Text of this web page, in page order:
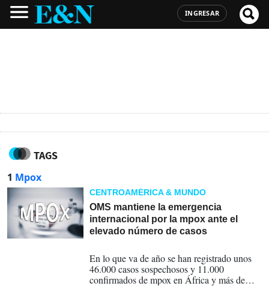
INGRESAR
TAGS
1 Mpox
CENTROAMÉRICA & MUNDO
OMS mantiene la emergencia
internacional por la mpox ante el
elevado número de casos
En lo que va de año se han registrado unos
46.000 casos sospechosos y 11.000
confirmados de mpox en África y más de